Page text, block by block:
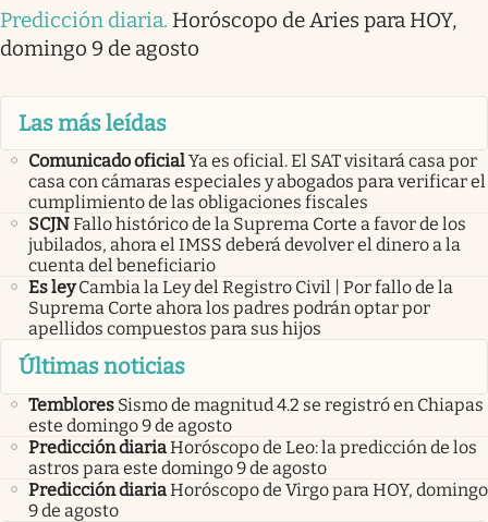
Predicción diaria. Horóscopo de Aries para HOY,
domingo 9 de agosto
Las más leídas
Comunicado oficialYa es oficial. El SAT visitará casa por
casa con cámaras especiales y abogados para verificar el
cumplimiento de las obligaciones fiscales
SCJNFallo histórico de la Suprema Corte a favor de los
jubilados, ahora el IMSS deberá devolver el dinero a la
cuenta del beneficiario
Es ley Cambia la Ley del Registro Civil | Por fallo de la
Suprema Corte ahora los padres podrán optar por
apellidos compuestos para sus hijos
Últimas noticias
Temblores Sismo de magnitud 4.2 se registró en Chiapas
este domingo 9 de agosto
Predicción diariaHoróscopo de Leo: la predicción de los
astros para este domingo 9 de agosto
Predicción diariaHoróscopo de Virgo para HOY, domingo
9 de agosto